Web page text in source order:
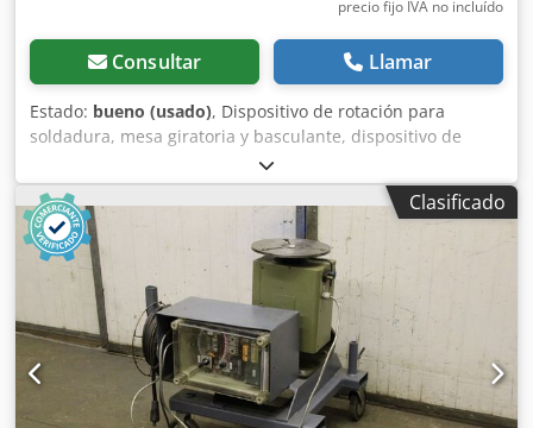
precio fijo IVA no incluído
Consultar Llamar
Estado: bueno (usado), Dispositivo de rotación para
soldadura, mesa giratoria y basculante, dispositivo de
rotación de contenedores, dispositivo de rotación para
soldadura, dispositivo de rotación para soldadura, equipo
de soldadura, mesa giratoria para soldadura, mesa
giratoria y basculante para soldadura, dispositivo de
rotación para soldadura. -Mordaza de tres garras: Ø 200
mm -Velocidad de rotación: de 1/8 a 2 1/4 RPM -Sentido de
rotación: derecha/izquierda -Altura entre puntos: 535 mm
-Ejes: 1 unidad Dwedef Nb Dwepfx Akloa -Inclinación: No -
Ajuste de altura: No -Dimensiones: 925/1100/A700 mm -
Peso: 188 kg
Clasificado